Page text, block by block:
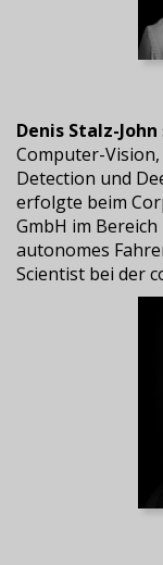
Denis Stalz-John
Computer-
Detection und
erfolgte beim
GmbH im
autonomes
Scientist bei der